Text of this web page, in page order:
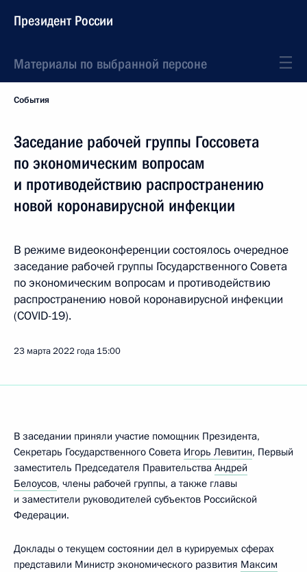
Президент России
Материалы по выбранной персоне
События
Заседание рабочей группы Госсовета
по экономическим вопросам
и противодействию распространению
новой коронавирусной инфекции
В режиме видеоконференции состоялось очередное
заседание рабочей группы Государственного Совета
по экономическим вопросам и противодействию
распространению новой коронавирусной инфекции
(COVID-19).
23 марта 2022 года 15:00
В заседании приняли участие помощник Президента,
Секретарь Государственного Совета Игорь Левитин, Первый
заместитель Председателя Правительства Андрей
Белоусов, члены рабочей группы, а также главы
и заместители руководителей субъектов Российской
Федерации.
Доклады о текущем состоянии дел в курируемых сферах
представили Министр экономического развития Максим